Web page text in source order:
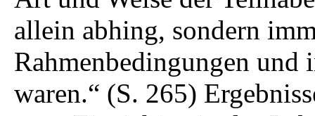
allein abhing, sondern
Rahmenbedingungen
waren.“ (S. 265)